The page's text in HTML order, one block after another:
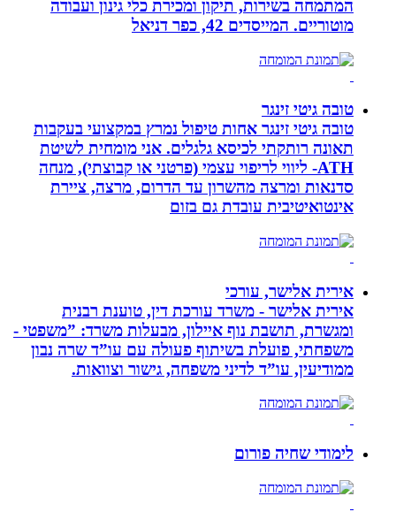
המתמחה בשירות, תיקון ומכירת כלי גינון ועבודה
מוטוריים. המייסדים 42, כפר דניאל
טובה גיטי זינגר
טובה גיטי זינגר אחות טיפול נמרץ במקצועי בעקבות
תאונה רותקתי לכיסא גלגלים. אני מומחית לשיטת
ATH- ליווי לריפוי עצמי (פרטני או קבוצתי), מנחה
סדנאות ומרצה מהשרון עד הדרום, מרצה, ציירת
אינטואיטיבית עובדת גם בזום
אירית אלישר, עורכי
אירית אלישר - משרד עורכת דין, טוענת רבנית
ומגשרת, תושבת נוף איילון, מבעלות משרד: ”משפטי -
משפחתי, פועלת בשיתוף פעולה עם עו”ד שרה נבון
ממודיעין, עו”ד לדיני משפחה, גישור וצוואות.
לימודי שחיה פורום